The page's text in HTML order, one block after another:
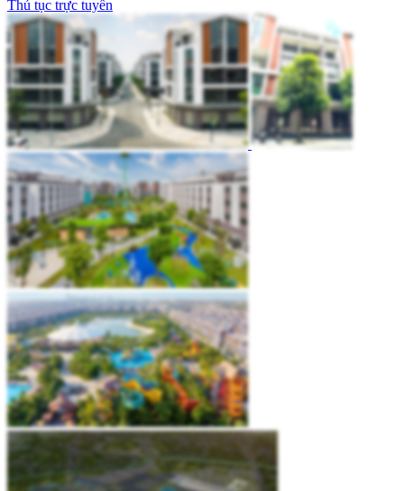
Thủ tục trực tuyến